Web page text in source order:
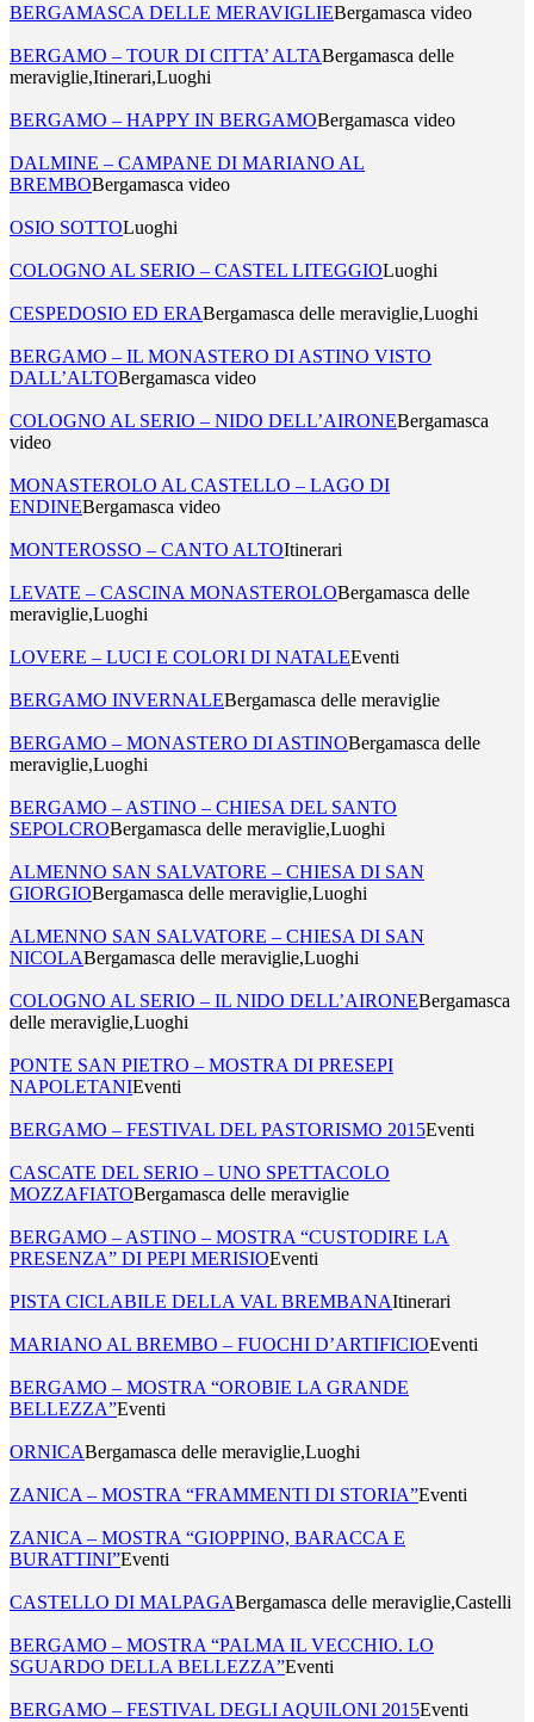
BERGAMASCA DELLE MERAVIGLIEBergamasca video
BERGAMO – TOUR DI CITTA’ ALTABergamasca delle
meraviglie,Itinerari,Luoghi
BERGAMO – HAPPY IN BERGAMOBergamasca video
DALMINE – CAMPANE DI MARIANO AL
BREMBOBergamasca video
OSIO SOTTOLuoghi
COLOGNO AL SERIO – CASTEL LITEGGIOLuoghi
CESPEDOSIO ED ERABergamasca delle meraviglie,Luoghi
BERGAMO – IL MONASTERO DI ASTINO VISTO
DALL’ALTOBergamasca video
COLOGNO AL SERIO – NIDO DELL’AIRONEBergamasca
video
MONASTEROLO AL CASTELLO – LAGO DI
ENDINEBergamasca video
MONTEROSSO – CANTO ALTOItinerari
LEVATE – CASCINA MONASTEROLOBergamasca delle
meraviglie,Luoghi
LOVERE – LUCI E COLORI DI NATALEEventi
BERGAMO INVERNALEBergamasca delle meraviglie
BERGAMO – MONASTERO DI ASTINOBergamasca delle
meraviglie,Luoghi
BERGAMO – ASTINO – CHIESA DEL SANTO
SEPOLCROBergamasca delle meraviglie,Luoghi
ALMENNO SAN SALVATORE – CHIESA DI SAN
GIORGIOBergamasca delle meraviglie,Luoghi
ALMENNO SAN SALVATORE – CHIESA DI SAN
NICOLABergamasca delle meraviglie,Luoghi
COLOGNO AL SERIO – IL NIDO DELL’AIRONEBergamasca
delle meraviglie,Luoghi
PONTE SAN PIETRO – MOSTRA DI PRESEPI
NAPOLETANIEventi
BERGAMO – FESTIVAL DEL PASTORISMO 2015Eventi
CASCATE DEL SERIO – UNO SPETTACOLO
MOZZAFIATOBergamasca delle meraviglie
BERGAMO – ASTINO – MOSTRA “CUSTODIRE LA
PRESENZA” DI PEPI MERISIOEventi
PISTA CICLABILE DELLA VAL BREMBANAItinerari
MARIANO AL BREMBO – FUOCHI D’ARTIFICIOEventi
BERGAMO – MOSTRA “OROBIE LA GRANDE
BELLEZZA”Eventi
ORNICABergamasca delle meraviglie,Luoghi
ZANICA – MOSTRA “FRAMMENTI DI STORIA”Eventi
ZANICA – MOSTRA “GIOPPINO, BARACCA E
BURATTINI”Eventi
CASTELLO DI MALPAGABergamasca delle meraviglie,Castelli
BERGAMO – MOSTRA “PALMA IL VECCHIO. LO
SGUARDO DELLA BELLEZZA”Eventi
BERGAMO – FESTIVAL DEGLI AQUILONI 2015Eventi